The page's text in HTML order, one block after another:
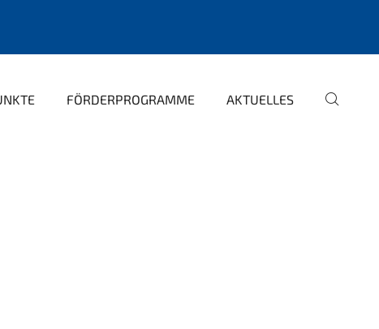
FÖRDERPROGRAMME AKTUELLES